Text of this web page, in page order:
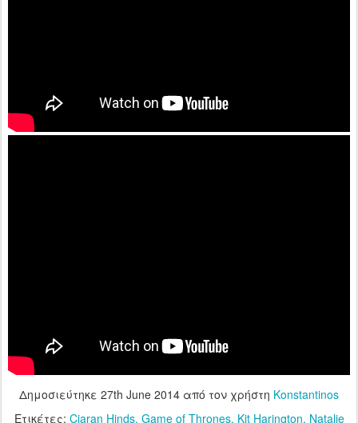
Δημοσιεύτηκε 27th June 2014 από τον χρήστη Konstantinos
Ετικέτες: Ciaran Hinds Game of Thrones Kit Harington Natalie